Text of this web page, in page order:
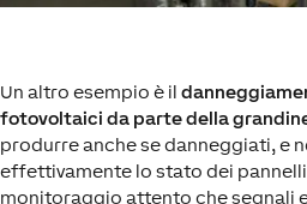
Un altro esempio è il
fotovoltaici da parte della
produrre anche se danneggiati, e
effettivamente lo stato dei pannelli
monitoraggio attento che segnali